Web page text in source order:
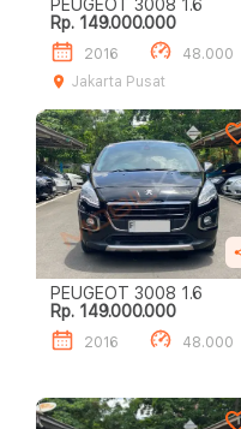
PEUGEOT 3008 1.6
Rp. 149.000.000
2016
48.000
Jakarta Pusat
PEUGEOT 3008 1.6
Rp. 149.000.000
2016 48.000